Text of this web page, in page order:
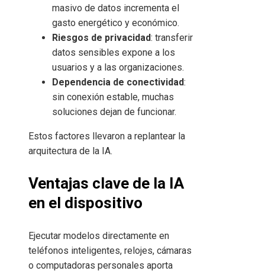
masivo de datos incrementa el
gasto energético y económico.
Riesgos de privacidad: transferir
datos sensibles expone a los
usuarios y a las organizaciones.
Dependencia de conectividad:
sin conexión estable, muchas
soluciones dejan de funcionar.
Estos factores llevaron a replantear la
arquitectura de la IA.
Ventajas clave de la IA
en el dispositivo
Ejecutar modelos directamente en
teléfonos inteligentes, relojes, cámaras
o computadoras personales aporta